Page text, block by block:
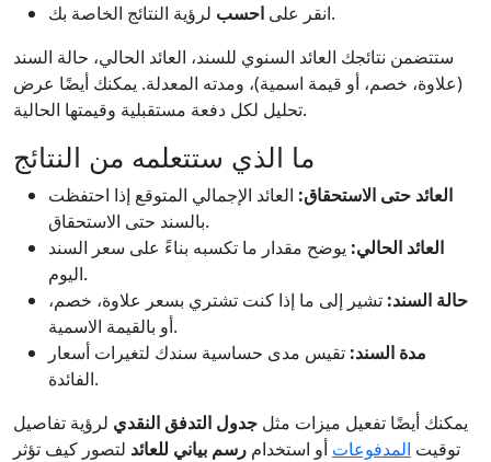
انقر على احسب
لرؤية النتائج الخاصة بك.
ستتضمن نتائجك العائد السنوي للسند، العائد الحالي، حالة السند
(علاوة، خصم، أو قيمة اسمية)، ومدته المعدلة. يمكنك أيضًا عرض
تحليل لكل دفعة مستقبلية وقيمتها الحالية.
ما الذي ستتعلمه من النتائج
العائد حتى الاستحقاق: العائد الإجمالي المتوقع إذا احتفظت
بالسند حتى الاستحقاق.
العائد الحالي: يوضح مقدار ما تكسبه بناءً على سعر السند
اليوم.
حالة السند: تشير إلى ما إذا كنت تشتري بسعر علاوة، خصم،
أو بالقيمة الاسمية.
مدة السند: تقيس مدى حساسية سندك لتغيرات أسعار
الفائدة.
يمكنك أيضًا تفعيل ميزات مثل جدول التدفق النقدي لرؤية تفاصيل
توقيت المدفوعات أو استخدام رسم بياني للعائد لتصور كيف تؤثر